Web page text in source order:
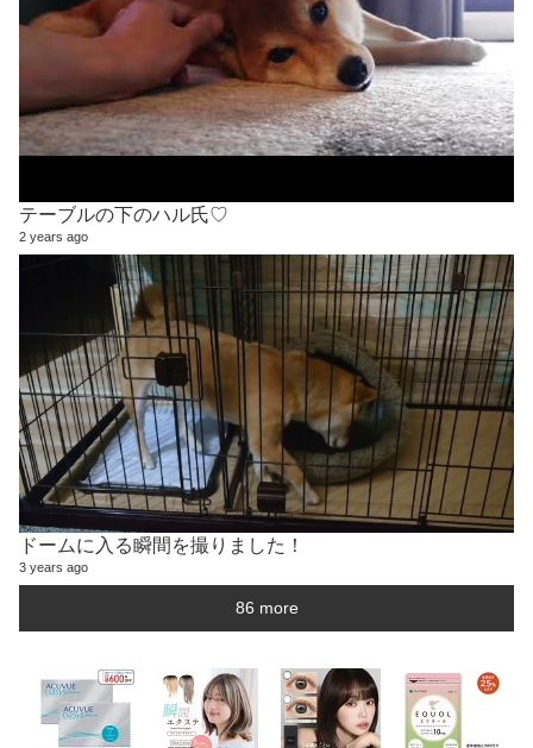
テーブルの下のハル氏♡
2 years ago
ドームに入る瞬間を撮りました！
3 years ago
86 more